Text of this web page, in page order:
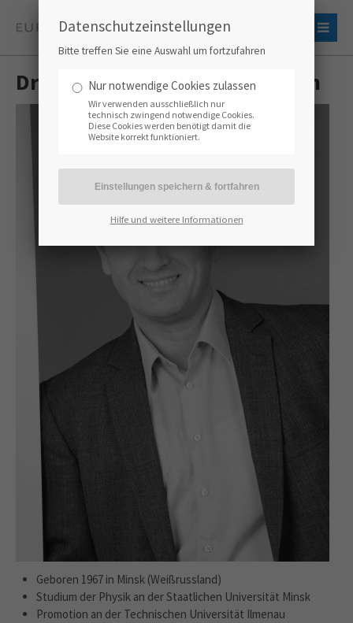
Dr. rer. nat. Sergej Sloboshanin
Geboren 1967 in Minsk (Weißrussland)
Studium der Physik an der Staatlichen Universität Minsk
Promotion an der Technischen Universität Ilmenau
Datenschutzeinstellungen
Bitte treffen Sie eine Auswahl um fortzufahren
Nur notwendige Cookies zulassen
Wir verwenden ausschließlich nur
technisch zwingend notwendige Cookies.
Diese Cookies werden benötigt damit die
Website korrekt funktioniert.
Hilfe und weitere Informationen